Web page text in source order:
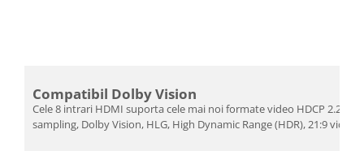
Compatibil Dolby Vision
Cele 8 intrari HDMI suporta cele mai noi formate video HDCP 2.2,
sampling, Dolby Vision, HLG, High Dynamic Range (HDR), 21:9